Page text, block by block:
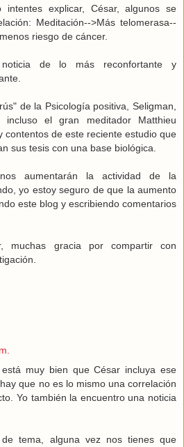
explicar, César, algunos se
Meditación-->Más telomerasa--
riesgo de cáncer.
de lo más reconfortante y
de la Psicología positiva, Seligman,
incluso el gran meditador Matthieu
contentos de este reciente estudio que
sus tesis con una base biológica.
aumentarán la actividad de la
yo estoy seguro de que la aumento
este blog y escribiendo comentarios
muchas gracia por compartir con
muy bien que César incluya ese
que no es lo mismo una correlación
Yo también la encuentro una noticia
de tema, alguna vez nos tienes que